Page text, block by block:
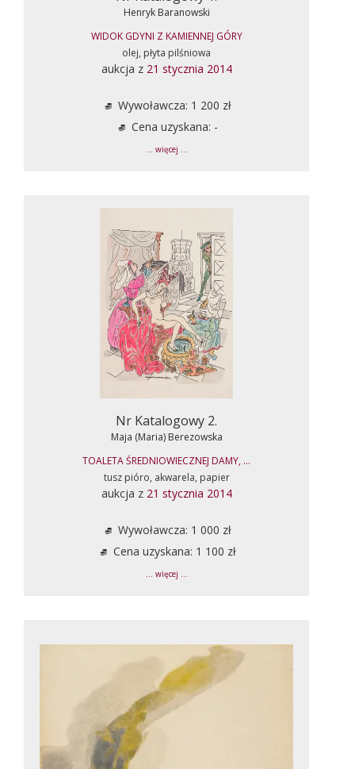
Henryk Baranowski
WIDOK GDYNI Z KAMIENNEJ GÓRY
olej, płyta pilśniowa
aukcja z 21 stycznia 2014
Wywoławcza: 1 200 zł
Cena uzyskana: -
... więcej ...
Nr Katalogowy 2.
Maja (Maria) Berezowska
TOALETA ŚREDNIOWIECZNEJ DAMY, ...
tusz pióro, akwarela, papier
aukcja z 21 stycznia 2014
Wywoławcza: 1 000 zł
Cena uzyskana: 1 100 zł
... więcej ...